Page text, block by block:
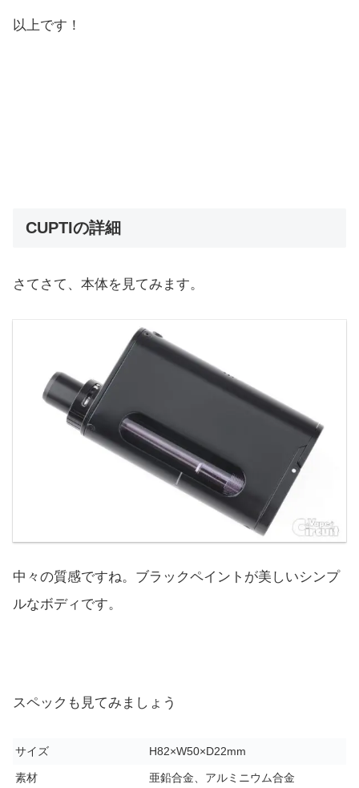
以上です！
CUPTIの詳細
さてさて、本体を見てみます。
中々の質感ですね。ブラックペイントが美しいシンプ
ルなボディです。
スペックも見てみましょう
サイズ H82×W50×D22mm
素材 亜鉛合金、アルミニウム合金